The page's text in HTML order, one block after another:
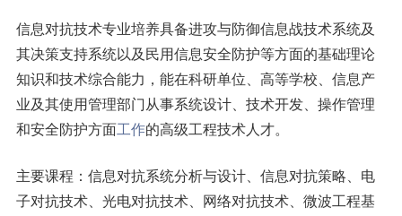
信息对抗技术专业培养具备进攻与防御信息战技术系统及
其决策支持系统以及民用信息安全防护等方面的基础理论
知识和技术综合能力，能在科研单位、高等学校、信息产
业及其使用管理部门从事系统设计、技术开发、操作管理
和安全防护方面工作的高级工程技术人才。
主要课程：信息对抗系统分析与设计、信息对抗策略、电
子对抗技术、光电对抗技术、网络对抗技术、微波工程基